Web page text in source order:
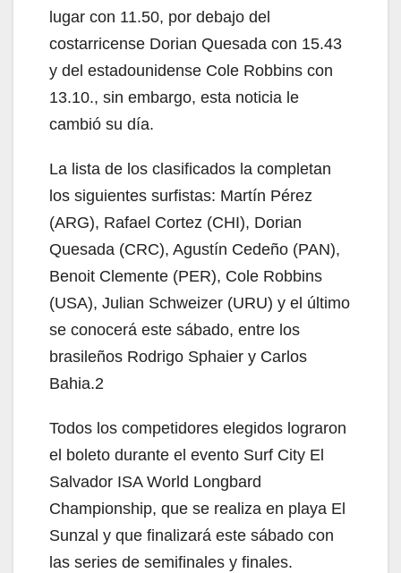
lugar con 11.50, por debajo del
costarricense Dorian Quesada con 15.43
y del estadounidense Cole Robbins con
13.10., sin embargo, esta noticia le
cambió su día.
La lista de los clasificados la completan
los siguientes surfistas: Martín Pérez
(ARG), Rafael Cortez (CHI), Dorian
Quesada (CRC), Agustín Cedeño (PAN),
Benoit Clemente (PER), Cole Robbins
(USA), Julian Schweizer (URU) y el último
se conocerá este sábado, entre los
brasileños Rodrigo Sphaier y Carlos
Bahia.2
Todos los competidores elegidos lograron
el boleto durante el evento Surf City El
Salvador ISA World Longbard
Championship, que se realiza en playa El
Sunzal y que finalizará este sábado con
las series de semifinales y finales.